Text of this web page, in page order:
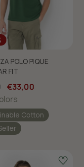
POLO PIQUE
FIT
€33,00
Cotton